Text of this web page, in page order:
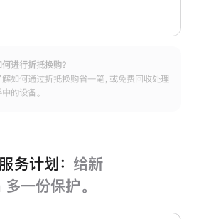
何进行折抵换购？
解如何通过折抵换购省一笔，或免费回收处理
中的设备。
计划： 给新
一份保护。